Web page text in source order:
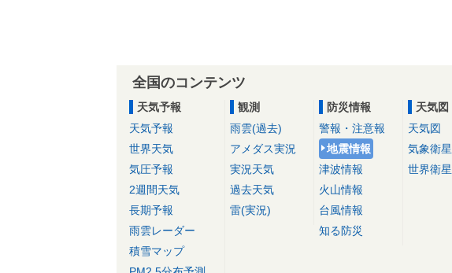
全国のコンテンツ
天気予報
天気予報
世界天気
気圧予報
2週間天気
長期予報
雨雲レーダー
積雪マップ
観測
雨雲(過去)
アメダス実況
実況天気
過去天気
雷(実況)
防災情報
警報・注意報
地震情報
津波情報
火山情報
台風情報
知る防災
天気図
天気図
気象衛星
世界衛星